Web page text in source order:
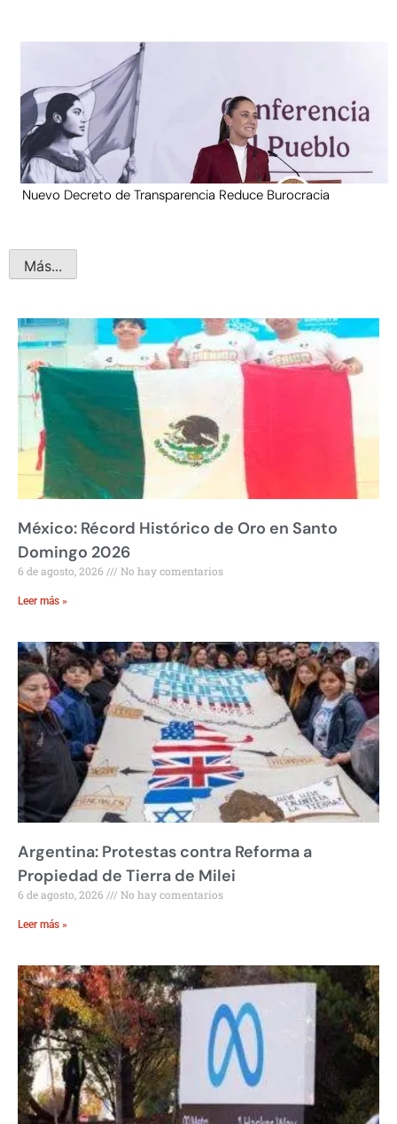
Nuevo Decreto de Transparencia Reduce Burocracia
Más...
México: Récord Histórico de Oro en Santo
Domingo 2026
6 de agosto, 2026 No hay comentarios
Leer más »
Argentina: Protestas contra Reforma a
Propiedad de Tierra de Milei
6 de agosto, 2026 No hay comentarios
Leer más »